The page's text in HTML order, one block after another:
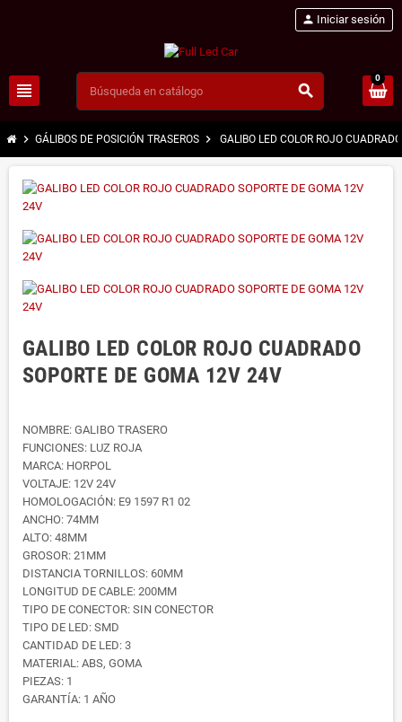
view_headline search
person Iniciar sesión
0
chevron_right GÁLIBOS DE POSICIÓN TRASEROS chevron_right GALIBO LED COLOR ROJO
GALIBO LED COLOR ROJO CUADRADO
SOPORTE DE GOMA 12V 24V
NOMBRE: GALIBO TRASERO
FUNCIONES: LUZ ROJA
MARCA: HORPOL
VOLTAJE: 12V 24V
HOMOLOGACIÓN: E9 1597 R1 02
ANCHO: 74MM
ALTO: 48MM
GROSOR: 21MM
DISTANCIA TORNILLOS: 60MM
LONGITUD DE CABLE: 200MM
TIPO DE CONECTOR: SIN CONECTOR
TIPO DE LED: SMD
CANTIDAD DE LED: 3
MATERIAL: ABS, GOMA
PIEZAS: 1
GARANTÍA: 1 AÑO